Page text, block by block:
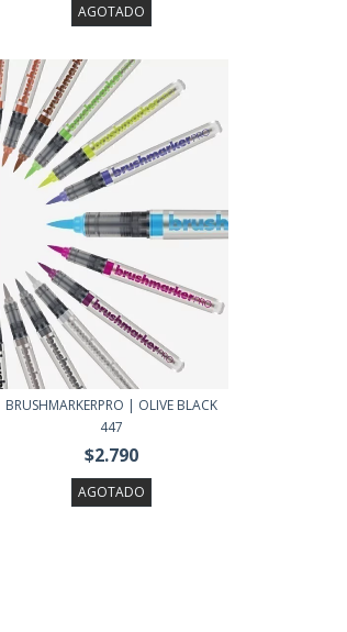
AGOTADO
BRUSHMARKERPRO | OLIVE BLACK
447
$2.790
AGOTADO